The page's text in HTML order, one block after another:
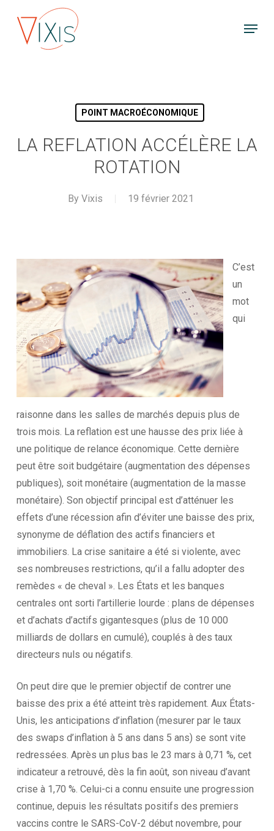
Menu
POINT MACROÉCONOMIQUE
LA REFLATION ACCÉLÈRE LA
ROTATION
By Vixis 19 février 2021
C’est
un
mot
qui
raisonne dans les salles de marchés depuis plus de
trois mois. La reflation est une hausse des prix liée à
une politique de relance économique. Cette dernière
peut être soit budgétaire (augmentation des dépenses
publiques), soit monétaire (augmentation de la masse
monétaire). Son objectif principal est d’atténuer les
effets d’une récession afin d’éviter une baisse des prix,
synonyme de déflation des actifs financiers et
immobiliers. La crise sanitaire a été si violente, avec
ses nombreuses restrictions, qu’il a fallu adopter des
remèdes « de cheval ». Les États et les banques
centrales ont sorti l’artillerie lourde : plans de dépenses
et d’achats d’actifs gigantesques (plus de 10 000
milliards de dollars en cumulé), couplés à des taux
directeurs nuls ou négatifs.
On peut dire que le premier objectif de contrer une
baisse des prix a été atteint très rapidement. Aux États-
Unis, les anticipations d’inflation (mesurer par le taux
des swaps d’inflation à 5 ans dans 5 ans) se sont vite
redressées. Après un plus bas le 23 mars à 0,71 %, cet
indicateur a retrouvé, dès la fin août, son niveau d’avant
crise à 1,70 %. Celui-ci a connu ensuite une progression
continue, depuis les résultats positifs des premiers
vaccins contre le SARS-CoV-2 début novembre, pour